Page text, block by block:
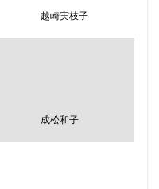
越崎実枝子
成松和子